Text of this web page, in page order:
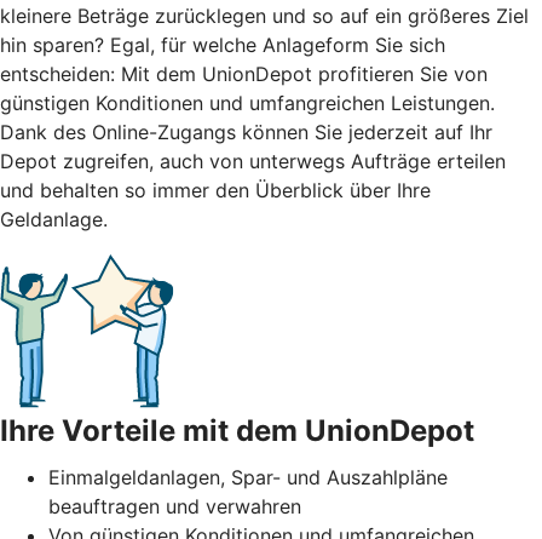
kleinere Beträge zurücklegen und so auf ein größeres Ziel
hin sparen? Egal, für welche Anlageform Sie sich
entscheiden: Mit dem UnionDepot profitieren Sie von
günstigen Konditionen und umfangreichen Leistungen.
Dank des Online-Zugangs können Sie jederzeit auf Ihr
Depot zugreifen, auch von unterwegs Aufträge erteilen
und behalten so immer den Überblick über Ihre
Geldanlage.
Ihre Vorteile mit dem UnionDepot
Einmalgeldanlagen, Spar- und Auszahlpläne
beauftragen und verwahren